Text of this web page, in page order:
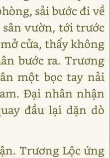
sải bước đi về
sân vườn, tới trước
cửa, thấy không
bước ra. Trương
một bọc tay nải
Đại nhân nhận
đầu lại dặn dò
Trương Lộc ứng